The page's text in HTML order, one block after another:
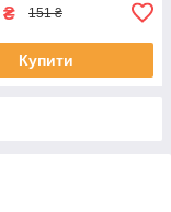
₴ 151 ₴
Купити